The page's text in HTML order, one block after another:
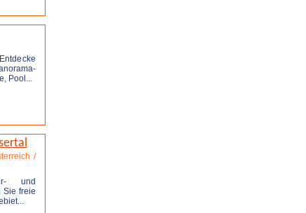
Pool...
/
und
Sie freie